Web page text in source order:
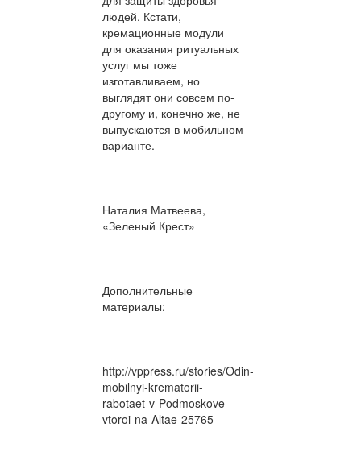
людей. Кстати,
кремационные модули
для оказания ритуальных
услуг мы тоже
изготавливаем, но
выглядят они совсем по-
другому и, конечно же, не
выпускаются в мобильном
варианте.
Наталия Матвеева,
«Зеленый Крест»
Дополнительные
материалы:
http://vppress.ru/stories/Odin-
mobilnyi-krematorii-
rabotaet-v-Podmoskove-
vtoroi-na-Altae-25765